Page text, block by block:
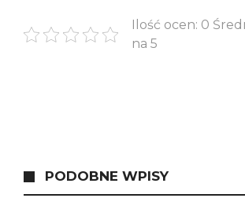
Ilość ocen: 0
na 5
PODOBNE WPISY